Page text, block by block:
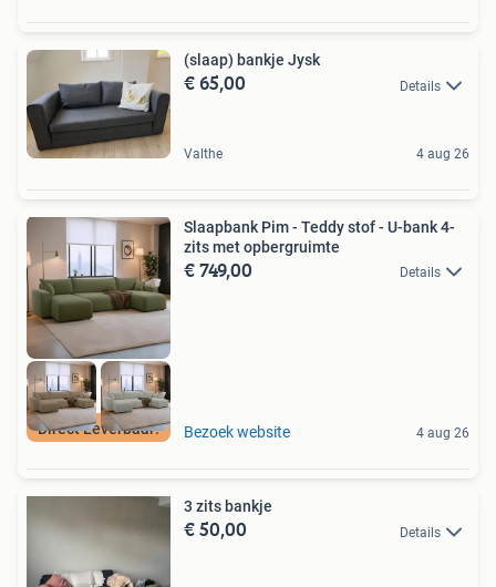
(slaap) bankje Jysk
€ 65,00 Details
Valthe 4 aug 26
Direct Leverbaar!
Slaapbank Pim - Teddy stof - U-bank 4-
zits met opbergruimte
€ 749,00 Details
Bezoek website 4 aug 26
3 zits bankje
€ 50,00 Details